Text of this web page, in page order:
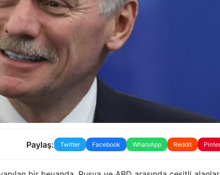
Paylaş: Twitter Facebook WhatsApp Reddit